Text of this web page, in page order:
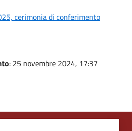
cerimonia di conferimento
: 25 novembre 2024, 17:37